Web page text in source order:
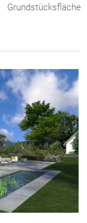
Grundstücksfläche